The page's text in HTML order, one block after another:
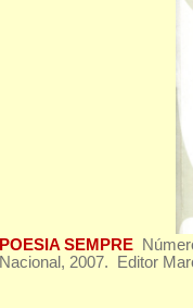
POESIA SEMPRE
Nacional, 2007. Editor